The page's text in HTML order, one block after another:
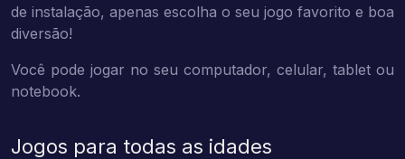
de instalação, apenas escolha o seu jogo favorito e boa
diversão!
Você pode jogar no seu computador, celular, tablet ou
notebook.
Jogos para todas as idades